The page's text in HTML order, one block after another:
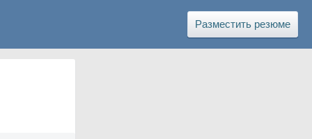
Разместить резюме